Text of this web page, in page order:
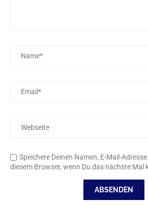
Speichere Deinen Namen, E-Mail-
diesem Browser, wenn Du das nächste Mal